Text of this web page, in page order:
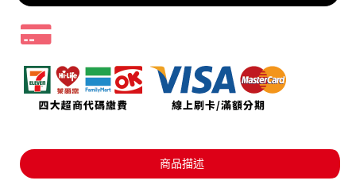
商品描述